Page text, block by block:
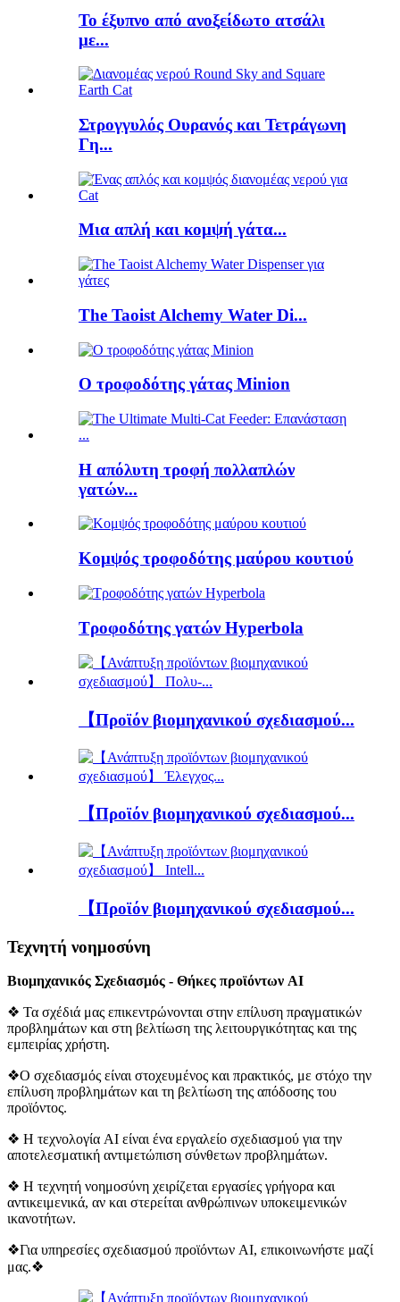
Το έξυπνο από ανοξείδωτο ατσάλι
με...
Στρογγυλός Ουρανός και Τετράγωνη
Γη...
Μια απλή και κομψή γάτα...
The Taoist Alchemy Water Di...
Ο τροφοδότης γάτας Minion
Η απόλυτη τροφή πολλαπλών
γατών...
Κομψός τροφοδότης μαύρου κουτιού
Τροφοδότης γατών Hyperbola
【Προϊόν βιομηχανικού σχεδιασμού...
【Προϊόν βιομηχανικού σχεδιασμού...
【Προϊόν βιομηχανικού σχεδιασμού...
Τεχνητή νοημοσύνη
Βιομηχανικός Σχεδιασμός - Θήκες προϊόντων AI
❖ Τα σχέδιά μας επικεντρώνονται στην επίλυση πραγματικών
προβλημάτων και στη βελτίωση της λειτουργικότητας και της
εμπειρίας χρήστη.
❖Ο σχεδιασμός είναι στοχευμένος και πρακτικός, με στόχο την
επίλυση προβλημάτων και τη βελτίωση της απόδοσης του
προϊόντος.
❖ Η τεχνολογία AI είναι ένα εργαλείο σχεδιασμού για την
αποτελεσματική αντιμετώπιση σύνθετων προβλημάτων.
❖ Η τεχνητή νοημοσύνη χειρίζεται εργασίες γρήγορα και
αντικειμενικά, αν και στερείται ανθρώπινων υποκειμενικών
ικανοτήτων.
❖Για υπηρεσίες σχεδιασμού προϊόντων AI, επικοινωνήστε μαζί
μας.❖